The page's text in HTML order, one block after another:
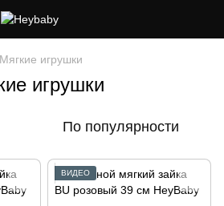
Мягкие игрушки
игрушки
По популярности
ВИДЕО